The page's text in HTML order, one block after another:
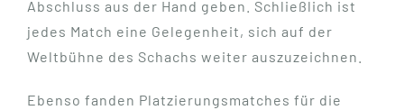
Abschluss aus der Hand geben. Schließlich ist
jedes Match eine Gelegenheit, sich auf der
Weltbühne des Schachs weiter auszuzeichnen.
Ebenso fanden Platzierungsmatches für die